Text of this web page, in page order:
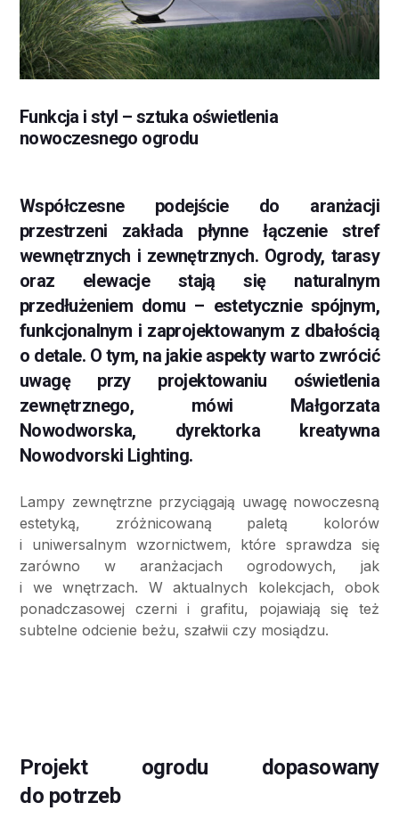
Funkcja i styl – sztuka oświetlenia
nowoczesnego ogrodu
Współczesne podejście do aranżacji
przestrzeni zakłada płynne łączenie stref
wewnętrznych i zewnętrznych. Ogrody, tarasy
oraz elewacje stają się naturalnym
przedłużeniem domu – estetycznie spójnym,
funkcjonalnym i zaprojektowanym z dbałością
o detale. O tym, na jakie aspekty warto zwrócić
uwagę przy projektowaniu oświetlenia
zewnętrznego, mówi Małgorzata
Nowodworska, dyrektorka kreatywna
Nowodvorski Lighting.
Lampy zewnętrzne przyciągają uwagę nowoczesną
estetyką, zróżnicowaną paletą kolorów
i uniwersalnym wzornictwem, które sprawdza się
zarówno w aranżacjach ogrodowych, jak
i we wnętrzach. W aktualnych kolekcjach, obok
ponadczasowej czerni i grafitu, pojawiają się też
subtelne odcienie beżu, szałwii czy mosiądzu.
Projekt ogrodu dopasowany
do potrzeb